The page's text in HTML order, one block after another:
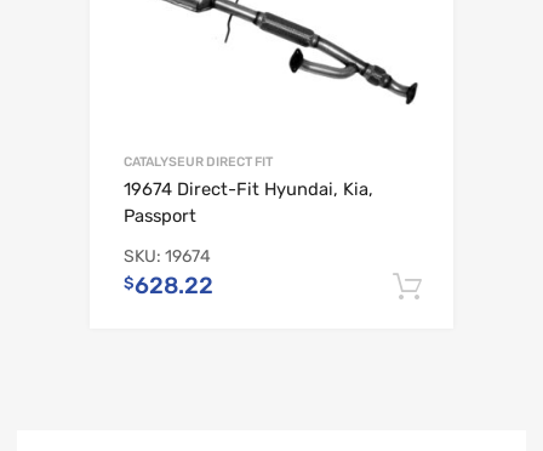
CATALYSEUR DIRECT FIT
19674 Direct-Fit Hyundai, Kia,
Passport
SKU: 19674
$628.22